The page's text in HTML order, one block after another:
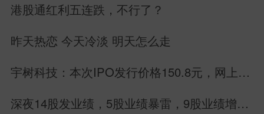
港股通红利五连跌，不行了？
昨天热恋 今天冷淡 明天怎么走
宇树科技：本次IPO发行价格150.8元，网上申
深夜14股发业绩，5股业绩暴雷，9股业绩增